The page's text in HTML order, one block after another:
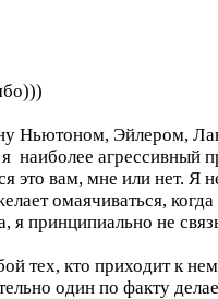
Ньютоном, Эйлером,
агрессивный
это вам, мне или нет. Я
омаячиваться,
я принципиально не
тех, кто приходит к
один по факту